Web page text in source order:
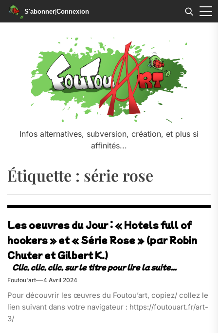
S'abonner|Connexion
Infos alternatives, subversion, création, et plus si
affinités...
Étiquette : série rose
Les oeuvres du Jour : « Hotels full of
hookers » et « Série Rose » (par Robin
Chuter et Gilbert K.)
Foutou'art 4 Avril 2024
Pour découvrir les œuvres du Foutou’art, copiez/ collez le
lien suivant dans votre navigateur : https://foutouart.fr/art-
3/